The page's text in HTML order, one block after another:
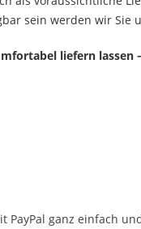
sein werden wir Sie
liefern
PayPal ganz einfach